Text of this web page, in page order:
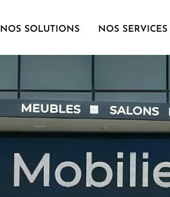
NOS SOLUTIONS NOS SERVICES